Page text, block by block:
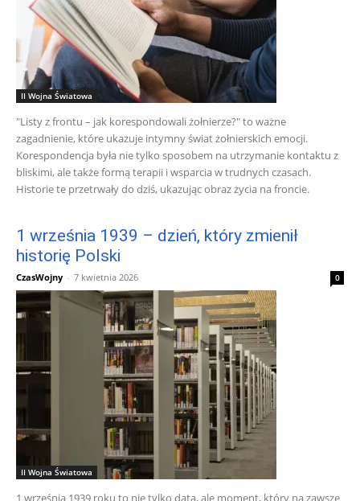
II Wojna Światowa
"Listy z frontu – jak korespondowali żołnierze?" to ważne
zagadnienie, które ukazuje intymny świat żołnierskich emocji.
Korespondencja była nie tylko sposobem na utrzymanie kontaktu z
bliskimi, ale także formą terapii i wsparcia w trudnych czasach.
Historie te przetrwały do dziś, ukazując obraz życia na froncie.
1 września 1939 – dzień, który zmienił
historię Polski
CzasWojny - 7 kwietnia 2026 0
II Wojna Światowa
1 września 1939 roku to nie tylko data, ale moment, który na zawsze